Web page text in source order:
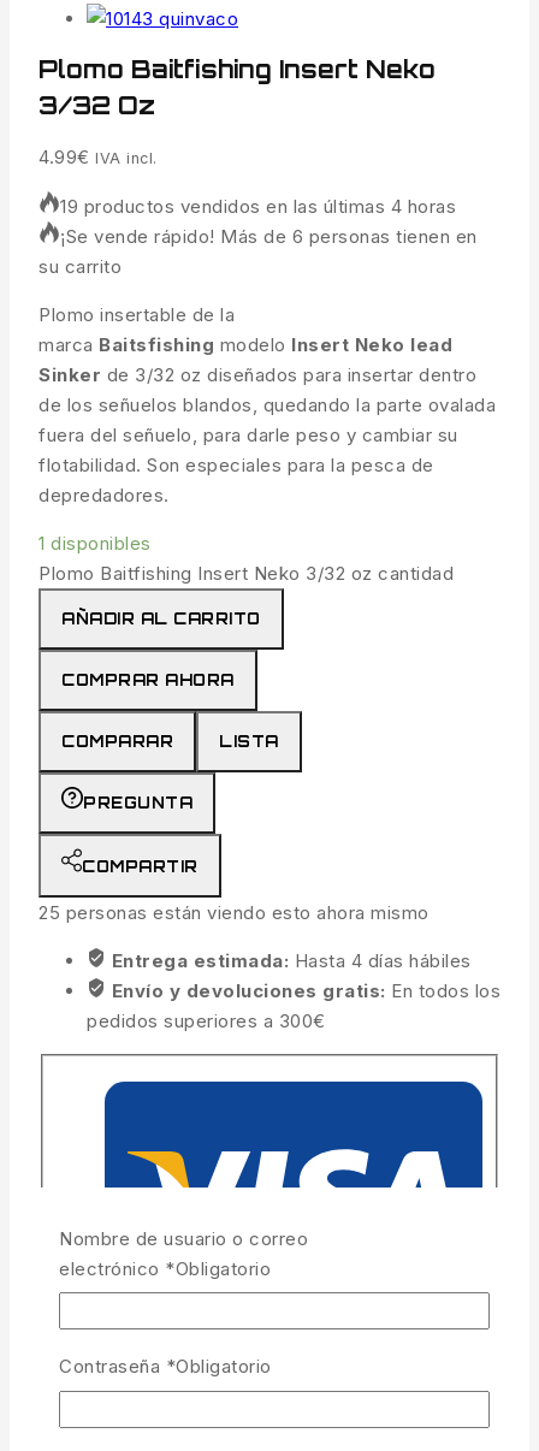
Plomo Baitfishing Insert Neko
3/32 Oz
4.99€ IVA incl.
19 productos vendidos en las últimas 4 horas
¡Se vende rápido! Más de 6 personas tienen en
su carrito
Plomo insertable de la
marca Baitsfishing modelo Insert Neko lead
Sinker de 3/32 oz diseñados para insertar dentro
de los señuelos blandos, quedando la parte ovalada
fuera del señuelo, para darle peso y cambiar su
flotabilidad. Son especiales para la pesca de
depredadores.
1 disponibles
Plomo Baitfishing Insert Neko 3/32 oz cantidad
AÑADIR AL CARRITO
COMPRAR AHORA
COMPARAR LISTA
PREGUNTA
COMPARTIR
25 personas están viendo esto ahora mismo
Entrega estimada: Hasta 4 días hábiles
Envío y devoluciones gratis: En todos los
pedidos superiores a 300€
Nombre de usuario o correo
electrónico *Obligatorio
Contraseña *Obligatorio